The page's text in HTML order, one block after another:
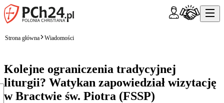
Strona główna Wiadomości
Kolejne ograniczenia tradycyjnej
liturgii? Watykan zapowiedział wizytację
w Bractwie św. Piotra (FSSP)